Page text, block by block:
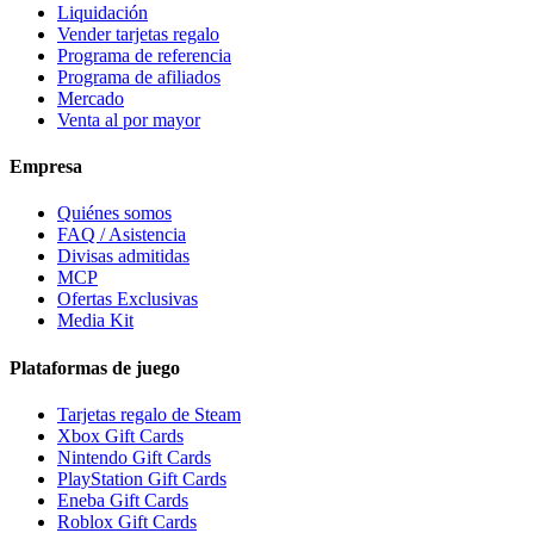
Liquidación
Vender tarjetas regalo
Programa de referencia
Programa de afiliados
Mercado
Venta al por mayor
Empresa
Quiénes somos
FAQ / Asistencia
Divisas admitidas
MCP
Ofertas Exclusivas
Media Kit
Plataformas de juego
Tarjetas regalo de Steam
Xbox Gift Cards
Nintendo Gift Cards
PlayStation Gift Cards
Eneba Gift Cards
Roblox Gift Cards